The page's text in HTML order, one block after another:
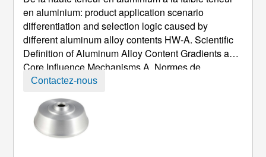
Du Produit Provoquée Par Différentes
Teneurs En Alliage D'aluminium
en aluminium:product application scenario
differentiation and selection logic caused by
different aluminum alloy contents HW-A.Scientific
Definition of Aluminum Alloy Content Gradients and
Core Influence Mechanisms A . Normes de
classification des dégradés de contenu:
Systems With aluminum matrix purity as the primary
indicator
, Wi-Fi combiné ...
Contactez-nous